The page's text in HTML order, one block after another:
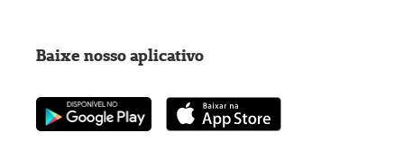
Baixe nosso aplicativo